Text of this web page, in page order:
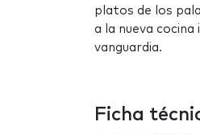
platos de los
a la nueva
vanguardia.
Ficha